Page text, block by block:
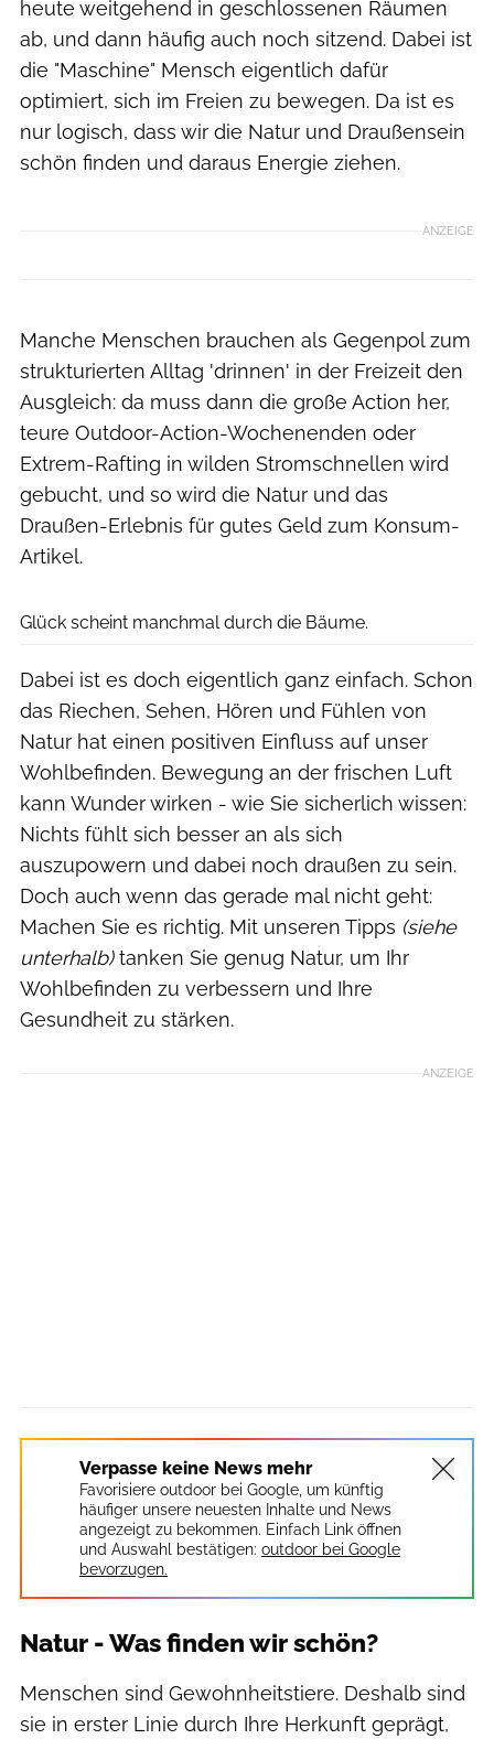
heute weitgehend in geschlossenen Räumen
ab, und dann häufig auch noch sitzend. Dabei ist
die "Maschine" Mensch eigentlich dafür
optimiert, sich im Freien zu bewegen. Da ist es
nur logisch, dass wir die Natur und Draußensein
schön finden und daraus Energie ziehen.
ANZEIGE
Manche Menschen brauchen als Gegenpol zum
strukturierten Alltag 'drinnen' in der Freizeit den
Ausgleich: da muss dann die große Action her,
teure Outdoor-Action-Wochenenden oder
Extrem-Rafting in wilden Stromschnellen wird
gebucht, und so wird die Natur und das
Draußen-Erlebnis für gutes Geld zum Konsum-
Artikel.
Glück scheint manchmal durch die Bäume.
Dabei ist es doch eigentlich ganz einfach. Schon
das Riechen, Sehen, Hören und Fühlen von
Natur hat einen positiven Einfluss auf unser
Wohlbefinden. Bewegung an der frischen Luft
kann Wunder wirken - wie Sie sicherlich wissen:
Nichts fühlt sich besser an als sich
auszupowern und dabei noch draußen zu sein.
Doch auch wenn das gerade mal nicht geht:
Machen Sie es richtig. Mit unseren Tipps (siehe
unterhalb)tanken Sie genug Natur, um Ihr
Wohlbefinden zu verbessern und Ihre
Gesundheit zu stärken.
ANZEIGE
Verpasse keine News mehr
Favorisiere outdoor bei Google, um künftig
häufiger unsere neuesten Inhalte und News
angezeigt zu bekommen. Einfach Link öffnen
und Auswahl bestätigen: outdoor bei Google
bevorzugen.
Natur - Was finden wir schön?
Menschen sind Gewohnheitstiere. Deshalb sind
sie in erster Linie durch Ihre Herkunft geprägt,